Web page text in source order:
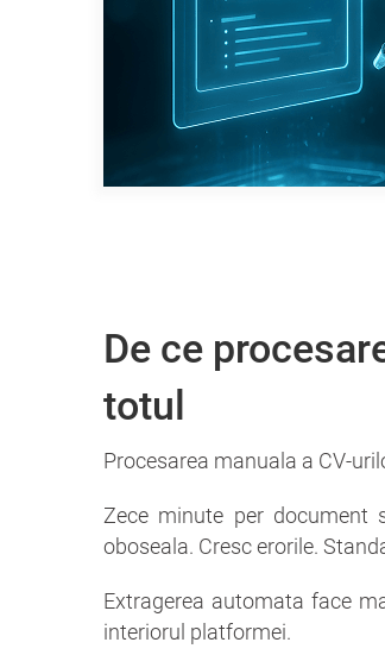
De ce
totul
Procesarea manuala a CV-
Zece minute per document
oboseala. Cresc erorile.
Extragerea automata face
interiorul platformei.